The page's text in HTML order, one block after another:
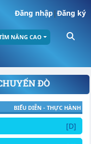
Đăng nhập|Đăng ký
NÂNG CAO
ĐÒ
BIỂU DIỄN - THỰC HÀNH
[D]